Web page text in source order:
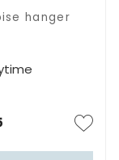
hanger